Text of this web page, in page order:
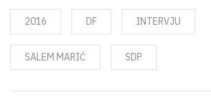
2016 DF INTERVJU
SALEM MARIĆ SDP